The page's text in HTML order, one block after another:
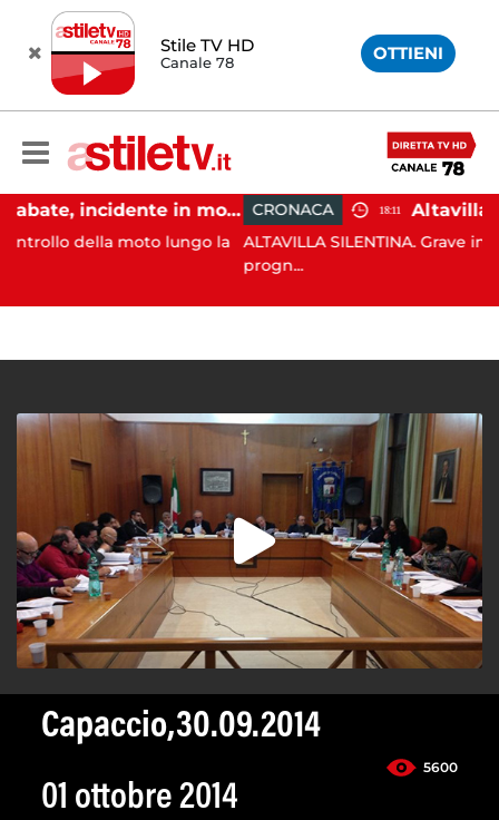
Stile TV HD
Canale 78 OTTIENI
Castellabate, incidente in moto: 27enne in ospedale
moto lungo la
CRONACA 18:11
ALTAVILLA SILENTINA. Grave incidente in
Capaccio,30.09.2014
5600
01 ottobre 2014